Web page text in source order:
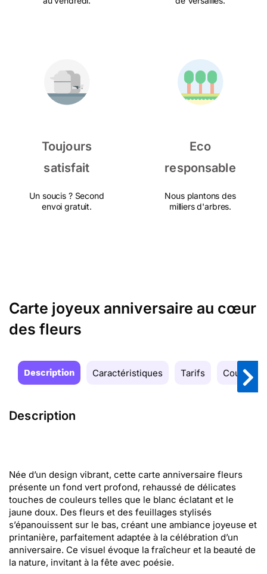
Toujours
satisfait
Un soucis ? Second
envoi gratuit.
Eco
responsable
Nous plantons des
milliers d'arbres.
Carte joyeux anniversaire au cœur
des fleurs
Description Caractéristiques Tarifs Couleurs
Description
Née d’un design vibrant, cette carte anniversaire fleurs
présente un fond vert profond, rehaussé de délicates
touches de couleurs telles que le blanc éclatant et le
jaune doux. Des fleurs et des feuillages stylisés
s’épanouissent sur le bas, créant une ambiance joyeuse et
printanière, parfaitement adaptée à la célébration d’un
anniversaire. Ce visuel évoque la fraîcheur et la beauté de
la nature, invitant à la fête avec poésie.